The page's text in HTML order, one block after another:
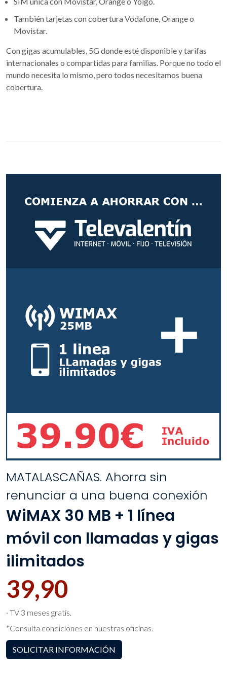
También tarjetas con cobertura Vodafone, Orange o
Movistar.
Con gigas acumulables, 5G donde esté disponible y tarifas
internacionales o compartidas para familias. Porque no todo el
mundo necesita lo mismo, pero todos necesitamos buena
cobertura.
MATALASCAÑAS. Ahorra sin
renunciar a una buena conexión
WiMAX 30 MB + 1 línea
móvil con llamadas y gigas
ilimitados
39,90
· TV 3 meses gratis.
*Consulta condiciones en nuestras oficinas.
SOLICITAR INFORMACIÓN